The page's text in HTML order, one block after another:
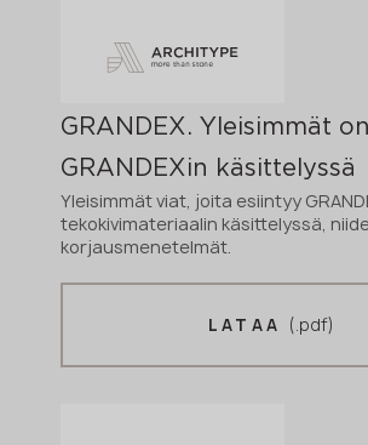
GRANDEX. Yleisimmät
GRANDEXin käsittelyssä
Yleisimmät viat, joita esiintyy
tekokivimateriaalin käsittelyssä,
korjausmenetelmät.
LATAA (.pdf)